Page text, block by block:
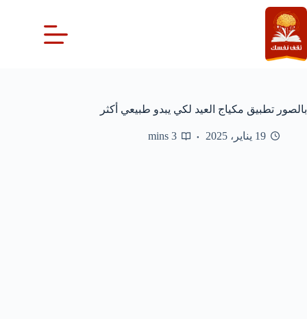
التجاوز
إلى
المحتوى
بالصور تطبيق مكياج العيد لكي يبدو طبيعي أكثر
19 يناير، 2025 3 mins